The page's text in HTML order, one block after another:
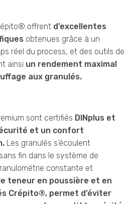
offrent d’excellentes
obtenues grâce à un
réel du process, et des outils de
ainsi un rendement maximal
aux granulés.
sont certifiés DINplus et
et un confort
Les granulés s’écoulent
fin dans le système de
constante et
teneur en poussière et en
Crépito®, permet d’éviter